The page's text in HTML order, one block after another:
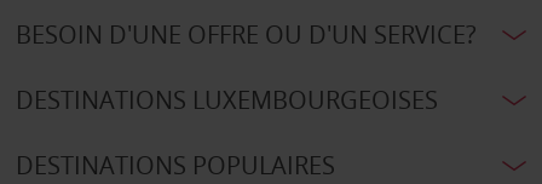
BESOIN D'UNE OFFRE OU D'UN SERVICE?
DESTINATIONS LUXEMBOURGEOISES
DESTINATIONS POPULAIRES